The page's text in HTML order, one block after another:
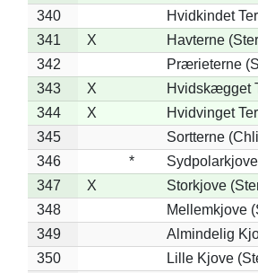
340
Hvidkindet
341
X
Havterne
342
Prærieterne
343
X
Hvidskægget
344
X
Hvidvinget
345
Sortterne
346
*
347
X
Storkjove
348
Mellemkjove
349
Almindelig
350
Lille Kjove